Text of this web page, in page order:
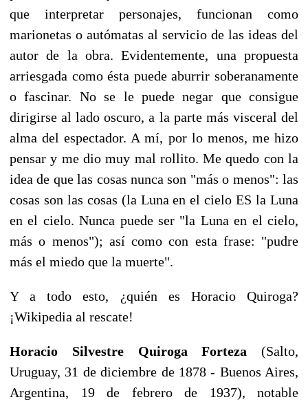
que interpretar personajes, funcionan como
marionetas o autómatas al servicio de las ideas del
autor de la obra. Evidentemente, una propuesta
arriesgada como ésta puede aburrir soberanamente
o fascinar. No se le puede negar que consigue
dirigirse al lado oscuro, a la parte más visceral del
alma del espectador. A mí, por lo menos, me hizo
pensar y me dio muy mal rollito. Me quedo con la
idea de que las cosas nunca son "más o menos": las
cosas son las cosas (la Luna en el cielo ES la Luna
en el cielo. Nunca puede ser "la Luna en el cielo,
más o menos"); así como con esta frase: "pudre
más el miedo que la muerte".
Y a todo esto, ¿quién es Horacio Quiroga?
¡Wikipedia al rescate!
Horacio Silvestre Quiroga Forteza (Salto,
Uruguay, 31 de diciembre de 1878- Buenos Aires,
Argentina, 19 de febrerode 1937), notable